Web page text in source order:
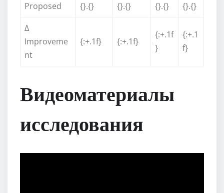
Proposed
{}.{} {}.{} {}.{}
{}.{}
Δ
Improveme
nt
{:+.1f} {:+.1f}
{:+.1f
}
{:+.1
f}
Видеоматериалы
исследования